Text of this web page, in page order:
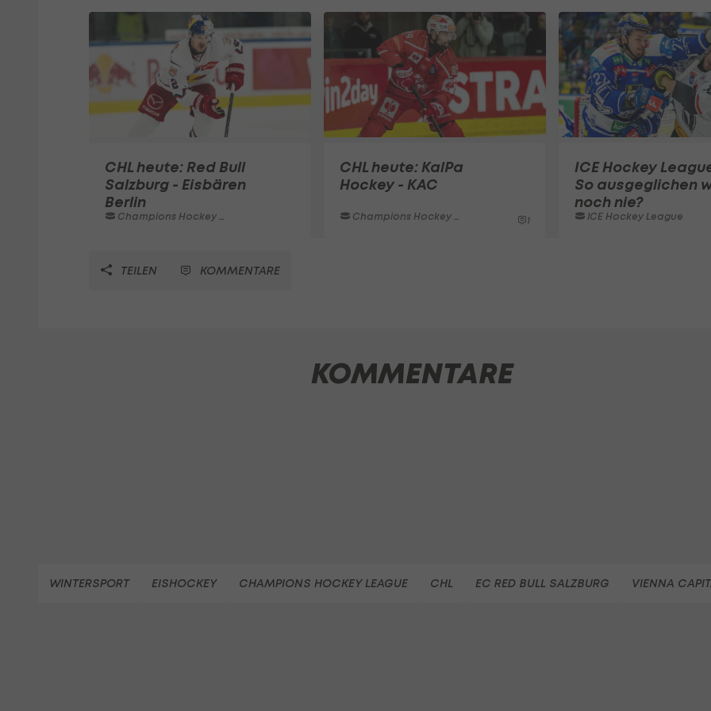
CHL heute: Red Bull
Salzburg - Eisbären
Berlin
Champions Hockey League
CHL heute: KalPa
Hockey - KAC
Champions Hockey League 1
ICE Hockey
So ausgeglichen
noch nie?
ICE Hockey League
TEILEN KOMMENTARE
KOMMENTARE
WINTERSPORT EISHOCKEY CHAMPIONS HOCKEY LEAGUE CHL EC RED BULL SALZBURG VIENNA